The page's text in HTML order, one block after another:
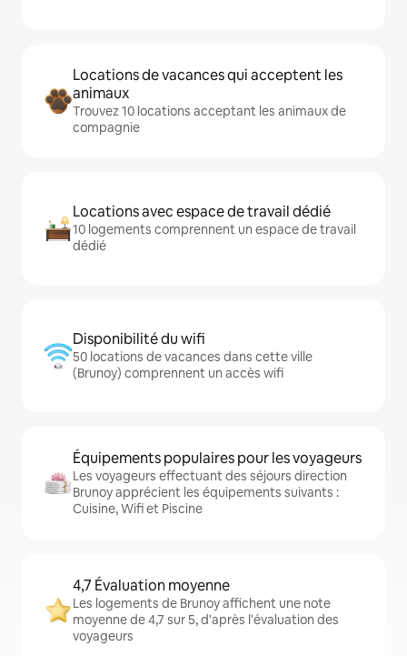
Locations de vacances qui acceptent les
animaux
Trouvez 10 locations acceptant les animaux de
compagnie
Locations avec espace de travail dédié
10 logements comprennent un espace de travail
dédié
Disponibilité du wifi
50 locations de vacances dans cette ville
(Brunoy) comprennent un accès wifi
Équipements populaires pour les voyageurs
Les voyageurs effectuant des séjours direction
Brunoy apprécient les équipements suivants :
Cuisine, Wifi et Piscine
4,7 Évaluation moyenne
Les logements de Brunoy affichent une note
moyenne de 4,7 sur 5, d'après l'évaluation des
voyageurs